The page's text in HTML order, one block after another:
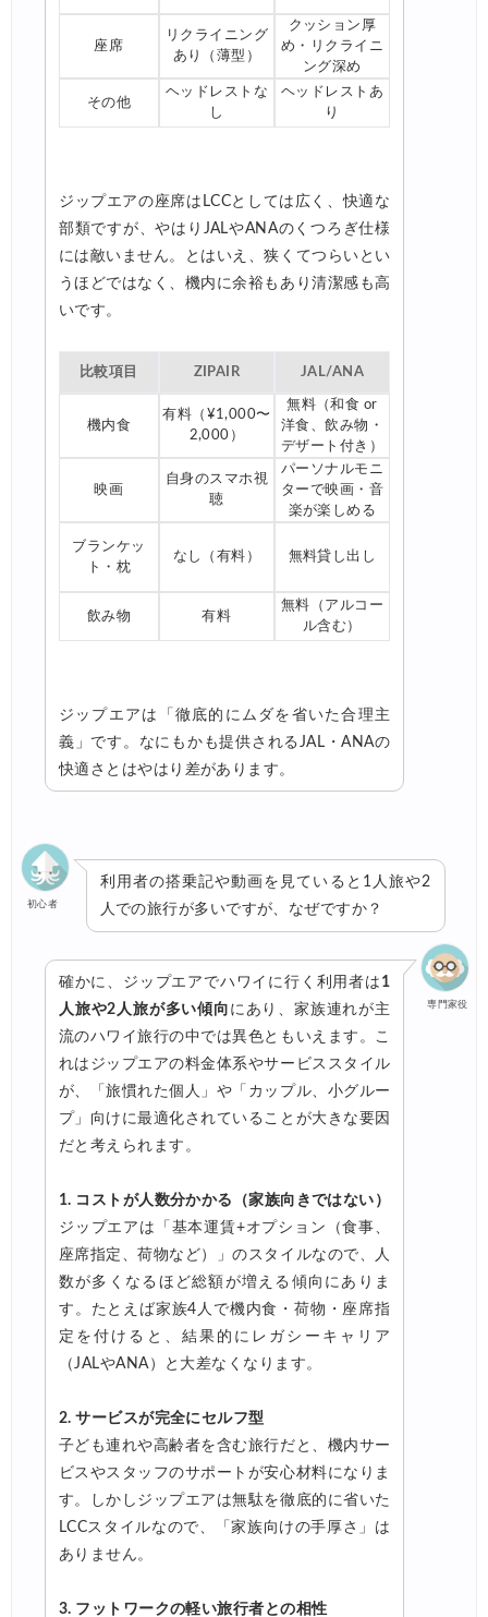
座席
リクライニング
あり（薄型）
クッション厚
め・リクライニ
ング深め
その他
ヘッドレストな
し
ヘッドレストあ
り
ジップエアの座席はLCCとしては広く、快適な
部類ですが、やはりJALやANAのくつろぎ仕様
には敵いません。とはいえ、狭くてつらいとい
うほどではなく、機内に余裕もあり清潔感も高
いです。
比較項目 ZIPAIR JAL/ANA
機内食
有料（¥1,000〜
2,000）
無料（和食 or
洋食、飲み物・
デザート付き）
映画
自身のスマホ視
聴
パーソナルモニ
ターで映画・音
楽が楽しめる
ブランケッ
ト・枕
なし（有料） 無料貸し出し
飲み物 有料
無料（アルコー
ル含む）
ジップエアは「徹底的にムダを省いた合理主
義」です。なにもかも提供されるJAL・ANAの
快適さとはやはり差があります。
初心者
利用者の搭乗記や動画を見ていると1人旅や2
人での旅行が多いですが、なぜですか？
専門家役
確かに、ジップエアでハワイに行く利用者は 1
人旅や2人旅が多い傾向 にあり、家族連れが主
流のハワイ旅行の中では異色ともいえます。こ
れはジップエアの料金体系やサービススタイル
が、「旅慣れた個人」や「カップル、小グルー
プ」向けに最適化されていることが大きな要因
だと考えられます。
1. コストが人数分かかる（家族向きではない）
ジップエアは「基本運賃+オプション（食事、
座席指定、荷物など）」のスタイルなので、人
数が多くなるほど総額が増える傾向にありま
す。たとえば家族4人で機内食・荷物・座席指
定を付けると、結果的にレガシーキャリア
（JALやANA）と大差なくなります。
2. サービスが完全にセルフ型
子ども連れや高齢者を含む旅行だと、機内サー
ビスやスタッフのサポートが安心材料になりま
す。しかしジップエアは無駄を徹底的に省いた
LCCスタイルなので、「家族向けの手厚さ」は
ありません。
3. フットワークの軽い旅行者との相性